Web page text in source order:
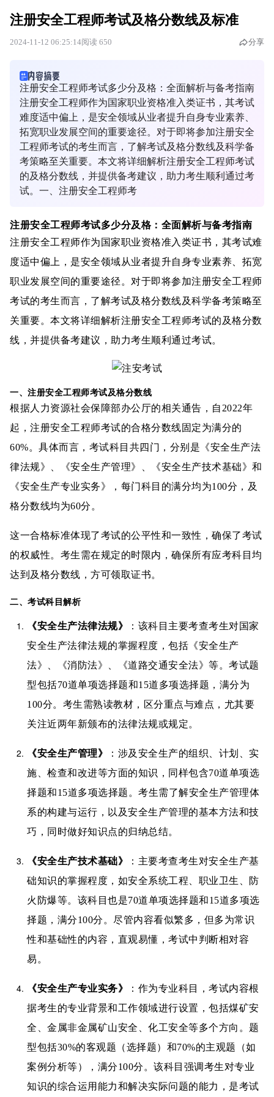
注册安全工程师考试及格分数线及标准
2024-11-12 06:25:14阅读 650 分享
注册安全工程师考试多少分及格：全面解析与备考指南
注册安全工程师作为国家职业资格准入类证书，其考试
难度适中偏上，是安全领域从业者提升自身专业素养、
拓宽职业发展空间的重要途径。对于即将参加注册安全
工程师考试的考生而言，了解考试及格分数线及科学备
考策略至关重要。本文将详细解析注册安全工程师考试
的及格分数线，并提供备考建议，助力考生顺利通过考
试。一、注册安全工程师考
注册安全工程师考试多少分及格：全面解析与备考指南
注册安全工程师作为国家职业资格准入类证书，其考试难
度适中偏上，是安全领域从业者提升自身专业素养、拓宽
职业发展空间的重要途径。对于即将参加注册安全工程师
考试的考生而言，了解考试及格分数线及科学备考策略至
关重要。本文将详细解析注册安全工程师考试的及格分数
线，并提供备考建议，助力考生顺利通过考试。
一、注册安全工程师考试及格分数线
根据人力资源社会保障部办公厅的相关通告，自2022年
起，注册安全工程师考试的合格分数线固定为满分的
60%。具体而言，考试科目共四门，分别是《安全生产法
律法规》、《安全生产管理》、《安全生产技术基础》和
《安全生产专业实务》，每门科目的满分均为100分，及
格分数线均为60分。
这一合格标准体现了考试的公平性和一致性，确保了考试
的权威性。考生需在规定的时限内，确保所有应考科目均
达到及格分数线，方可领取证书。
二、考试科目解析
《安全生产法律法规》
：该科目主要考查考生对国家
安全生产法律法规的掌握程度，包括《安全生产
法》、《消防法》、《道路交通安全法》等。考试题
型包括70道单项选择题和15道多项选择题，满分为
100分。考生需熟读教材，区分重点与难点，尤其要
关注近两年新颁布的法律法规或规定。
《安全生产管理》
：涉及安全生产的组织、计划、实
施、检查和改进等方面的知识，同样包含70道单项选
择题和15道多项选择题。考生需了解安全生产管理体
系的构建与运行，以及安全生产管理的基本方法和技
巧，同时做好知识点的归纳总结。
《安全生产技术基础》
：主要考查考生对安全生产基
础知识的掌握程度，如安全系统工程、职业卫生、防
火防爆等。该科目也是70道单项选择题和15道多项选
择题，满分100分。尽管内容看似繁多，但多为常识
性和基础性的内容，直观易懂，考试中判断相对容
易。
《安全生产专业实务》
：作为专业科目，考试内容根
据考生的专业背景和工作领域进行设置，包括煤矿安
全、金属非金属矿山安全、化工安全等多个方向。题
型包括30%的客观题（选择题）和70%的主观题（如
案例分析等），满分100分。该科目强调考生对专业
知识的综合运用能力和解决实际问题的能力，是考试